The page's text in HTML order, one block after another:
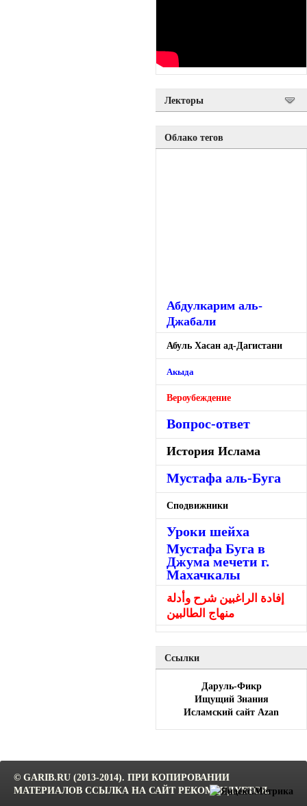
Лекторы
Облако тегов
Абдулкарим аль-
Джабали
Абуль Хасан ад-Дагистани
Акыда
Вероубеждение
Вопрос-ответ
История Ислама
Мустафа аль-Буга
Сподвижники
Уроки шейха
Мустафа Буга в
Джума мечети г.
Махачкалы
إفادة الراغبين شرح وأدلة
منهاج الطالبين
Ссылки
Даруль-Фикр
Ищущий Знания
Исламский сайт Azan
© GARIB.RU (2013-2014). ПРИ КОПИРОВАНИИ
МАТЕРИАЛОВ ССЫЛКА НА САЙТ РЕКОМЕНДУЕТСЯ.